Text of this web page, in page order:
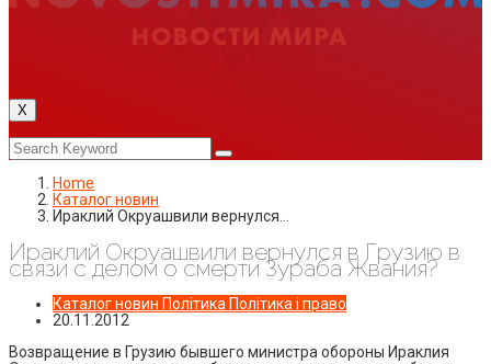
X
Home
Каталог новин
Ираклий Окруашвили вернулся…
Ираклий Окруашвили вернулся в Грузию в
связи с делом о смерти Зураба Жвания?
Каталог новин Політика Політика і право
20.11.2012
Возвращение в Грузию бывшего министра обороны Ираклия